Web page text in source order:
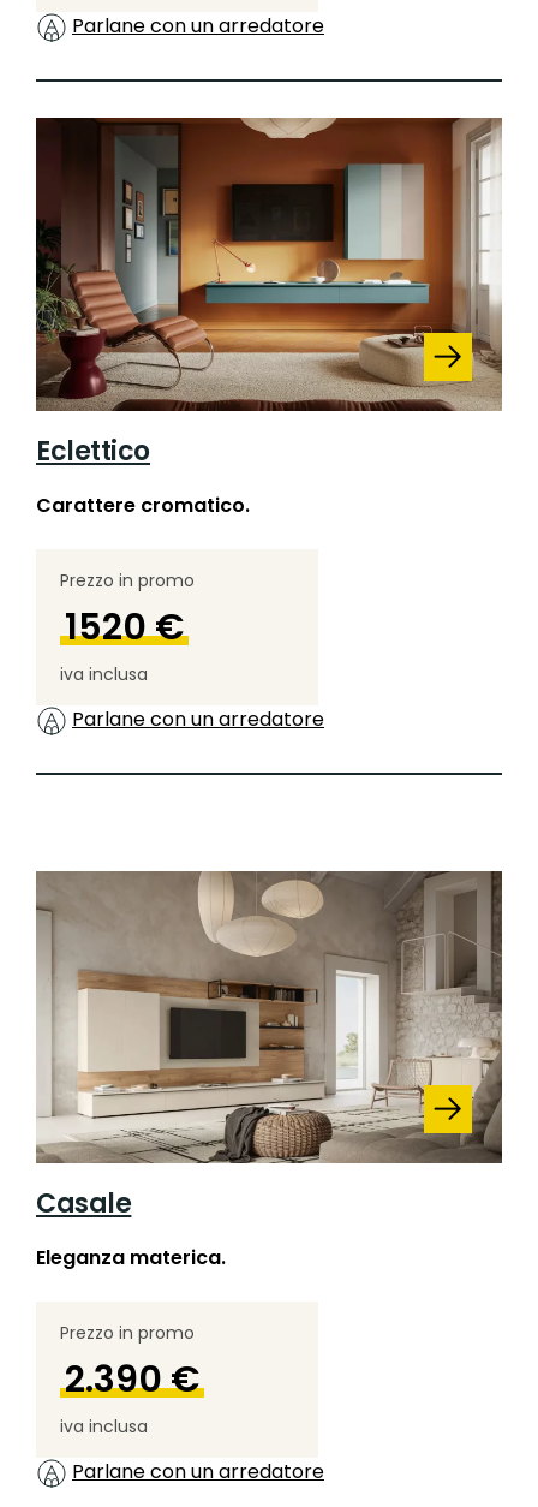
Parlane con un arredatore
Eclettico
Carattere cromatico.
Prezzo in promo
1520 €
iva inclusa
Parlane con un arredatore
Casale
Eleganza materica.
Prezzo in promo
2.390 €
iva inclusa
Parlane con un arredatore